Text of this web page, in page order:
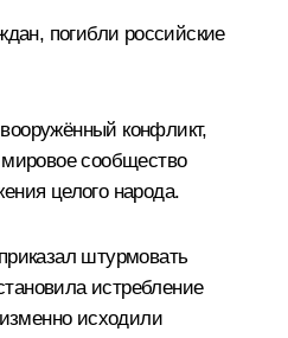
погибли российские
конфликт,
сообщество
целого народа.
штурмовать
истребление
исходили